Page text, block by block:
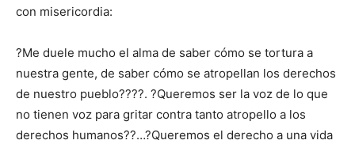
con misericordia:
?Me duele mucho el alma de saber cómo se tortura a
nuestra gente, de saber cómo se atropellan los derechos
de nuestro pueblo????. ?Queremos ser la voz de lo que
no tienen voz para gritar contra tanto atropello a los
derechos humanos??…?Queremos el derecho a una vida